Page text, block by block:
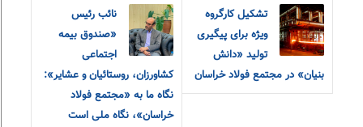
تشکیل کارگروه
ویژه برای پیگیری
تولید «دانش
بنیان» در مجتمع فولاد خراسان
نائب رئیس
«صندوق بیمه
اجتماعی
کشاورزان، روستائیان و عشایر»:
نگاه ما به «مجتمع فولاد
خراسان»، نگاه ملی است